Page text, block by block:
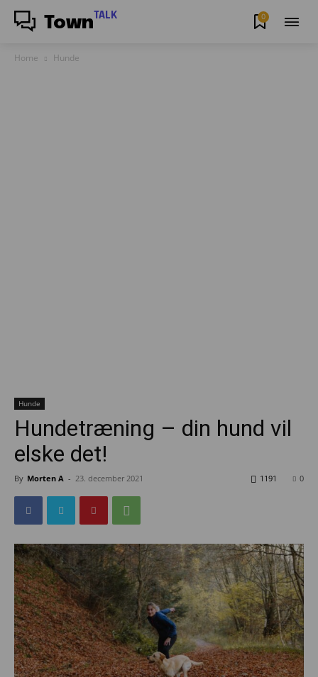
Town TALK 0
Home Hunde
Hunde
Hundetræning – din hund vil
elske det!
By Morten A - 23. december 2021 0
1191